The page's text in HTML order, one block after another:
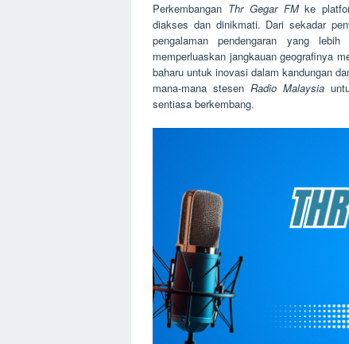
Perkembangan Thr Gegar FMke
diakses dan dinikmati. Dari sekadar
pengalaman pendengaran yang
memperluaskan jangkauan geografinya
baharu untuk inovasi dalam kandungan
mana-mana stesenRadio Malaysia
sentiasa berkembang.